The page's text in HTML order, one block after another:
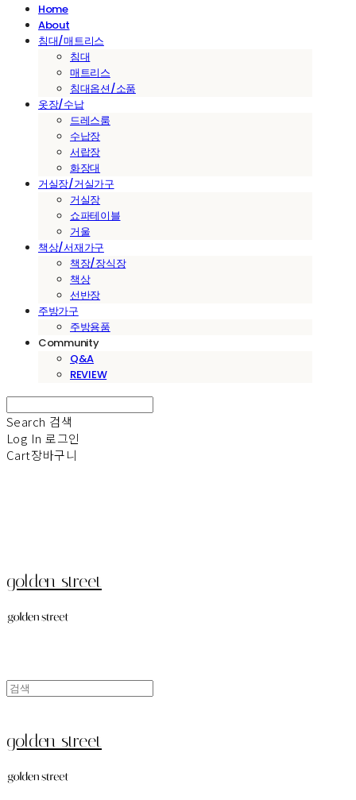
Home
About
침대/매트리스
침대
매트리스
침대옵션/소품
옷장/수납
드레스룸
수납장
서랍장
화장대
거실장/거실가구
거실장
쇼파테이블
거울
책상/서재가구
책장/장식장
책상
선반장
주방가구
주방용품
Community
Q&A
REVIEW
Search 검색
Log In 로그인
Cart장바구니
golden street
golden street